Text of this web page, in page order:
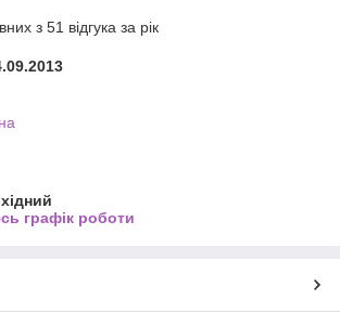
з 51 відгука за рік
графік роботи